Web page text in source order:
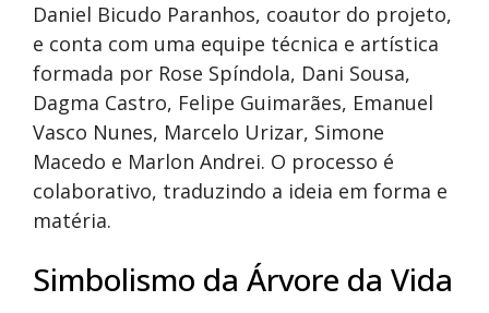
Daniel Bicudo Paranhos, coautor do projeto,
e conta com uma equipe técnica e artística
formada por Rose Spíndola, Dani Sousa,
Dagma Castro, Felipe Guimarães, Emanuel
Vasco Nunes, Marcelo Urizar, Simone
Macedo e Marlon Andrei. O processo é
colaborativo, traduzindo a ideia em forma e
matéria.
Simbolismo da Árvore da Vida